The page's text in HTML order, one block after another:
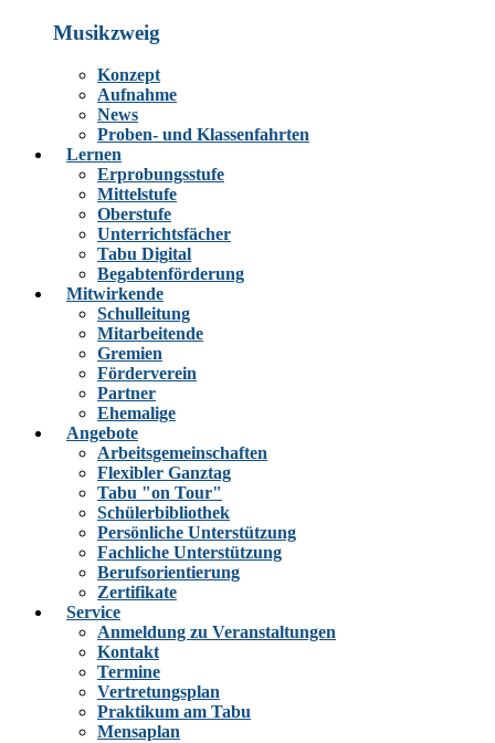
Musikzweig
Konzept
Aufnahme
News
Proben- und Klassenfahrten
Lernen
Erprobungsstufe
Mittelstufe
Oberstufe
Unterrichtsfächer
Tabu Digital
Begabtenförderung
Mitwirkende
Schulleitung
Mitarbeitende
Gremien
Förderverein
Partner
Ehemalige
Angebote
Arbeitsgemeinschaften
Flexibler Ganztag
Tabu "on Tour"
Schülerbibliothek
Persönliche Unterstützung
Fachliche Unterstützung
Berufsorientierung
Zertifikate
Service
Anmeldung zu Veranstaltungen
Kontakt
Termine
Vertretungsplan
Praktikum am Tabu
Mensaplan